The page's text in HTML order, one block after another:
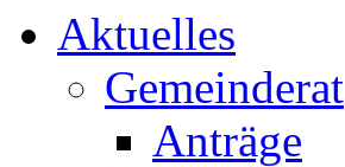
Aktuelles
Gemeinderat
Anträge